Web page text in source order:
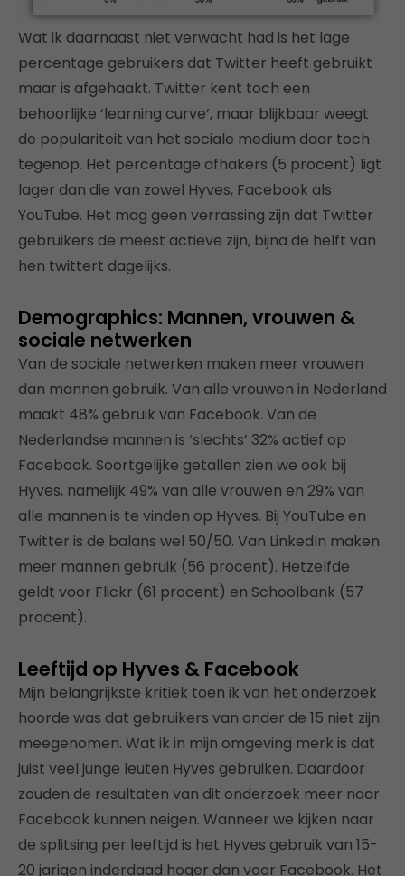
Wat ik daarnaast niet verwacht had is het lage
percentage gebruikers dat Twitter heeft gebruikt
maar is afgehaakt. Twitter kent toch een
behoorlijke ‘learning curve’, maar blijkbaar weegt
de populariteit van het sociale medium daar toch
tegenop. Het percentage afhakers (5 procent) ligt
lager dan die van zowel Hyves, Facebook als
YouTube. Het mag geen verrassing zijn dat Twitter
gebruikers de meest actieve zijn, bijna de helft van
hen twittert dagelijks.
Demographics: Mannen, vrouwen &
sociale netwerken
Van de sociale netwerken maken meer vrouwen
dan mannen gebruik. Van alle vrouwen in Nederland
maakt 48% gebruik van Facebook. Van de
Nederlandse mannen is ‘slechts’ 32% actief op
Facebook. Soortgelijke getallen zien we ook bij
Hyves, namelijk 49% van alle vrouwen en 29% van
alle mannen is te vinden op Hyves. Bij YouTube en
Twitter is de balans wel 50/50. Van LinkedIn maken
meer mannen gebruik (56 procent). Hetzelfde
geldt voor Flickr (61 procent) en Schoolbank (57
procent).
Leeftijd op Hyves & Facebook
Mijn belangrijkste kritiek toen ik van het onderzoek
hoorde was dat gebruikers van onder de 15 niet zijn
meegenomen. Wat ik in mijn omgeving merk is dat
juist veel junge leuten Hyves gebruiken. Daardoor
zouden de resultaten van dit onderzoek meer naar
Facebook kunnen neigen. Wanneer we kijken naar
de splitsing per leeftijd is het Hyves gebruik van 15-
20 jarigen inderdaad hoger dan voor Facebook. Het